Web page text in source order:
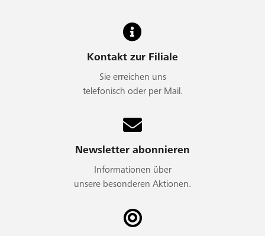
Kontakt zur Filiale
Sie erreichen uns
telefonisch oder per Mail.
Newsletter abonnieren
Informationen über
unsere besonderen Aktionen.